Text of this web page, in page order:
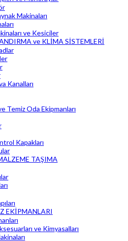
Makinaları
ve Kesiciler
ve KLİMA SİSTEMLERİ
Kanalları
Temiz Oda Ekipmanları
Kapakları
TAŞIMA
EKİPMANLARI
ve Kimyasalları